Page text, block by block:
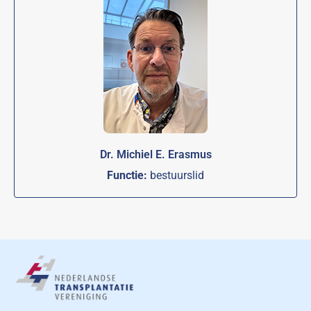
Dr. Michiel E. Erasmus
Functie: bestuurslid